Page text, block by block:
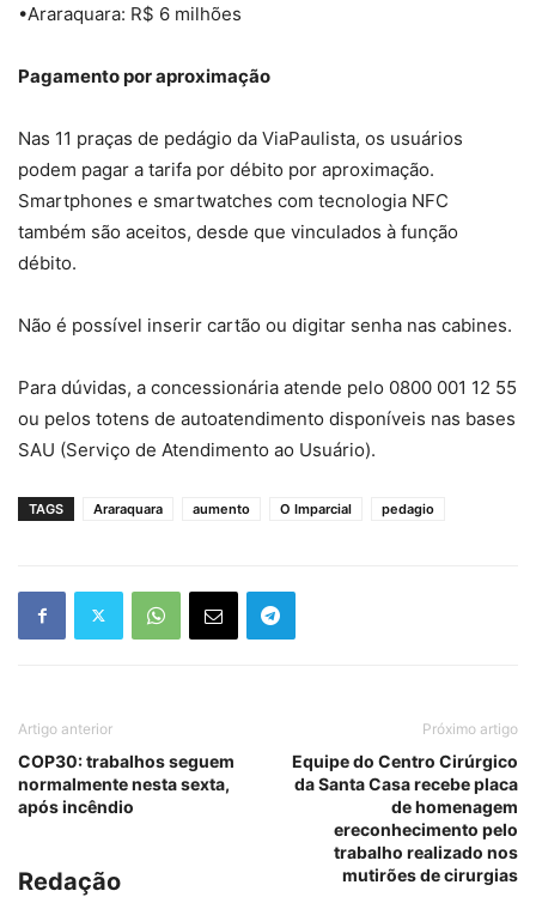
•Araraquara: R$ 6 milhões
Pagamento por aproximação
Nas 11 praças de pedágio da ViaPaulista, os usuários
podem pagar a tarifa por débito por aproximação.
Smartphones e smartwatches com tecnologia NFC
também são aceitos, desde que vinculados à função
débito.
Não é possível inserir cartão ou digitar senha nas cabines.
Para dúvidas, a concessionária atende pelo 0800 001 12 55
ou pelos totens de autoatendimento disponíveis nas bases
SAU (Serviço de Atendimento ao Usuário).
TAGS Araraquara aumento O Imparcial pedagio
Artigo anterior
COP30: trabalhos seguem
normalmente nesta sexta,
após incêndio
Próximo artigo
Equipe do Centro Cirúrgico
da Santa Casa recebe placa
de homenagem
ereconhecimento pelo
trabalho realizado nos
mutirões de cirurgias
Redação